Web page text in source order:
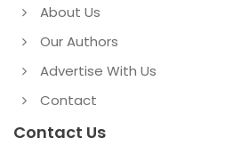
About Us
Our Authors
Advertise With Us
Contact
Contact Us